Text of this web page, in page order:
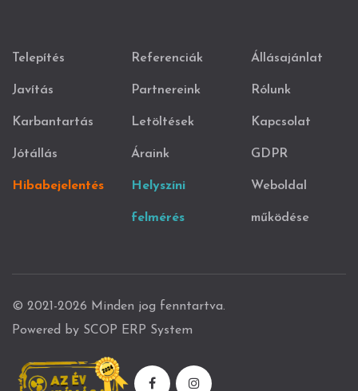
Telepítés
Javítás
Karbantartás
Jótállás
Hibabejelentés
Referenciák
Partnereink
Letöltések
Áraink
Helyszíni
felmérés
Állásajánlat
Rólunk
Kapcsolat
GDPR
Weboldal
működése
© 2021-2026 Minden jog fenntartva.
Powered by SCOP ERP System